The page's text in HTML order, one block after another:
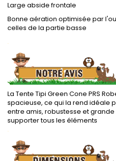
Large abside frontale
Bonne aération optimisée par
celles de la partie basse
.
La Tente Tipi Green Cone PRS
spacieuse, ce qui la rend idéale
entre amis, robustesse et
supporter tous les éléments
.